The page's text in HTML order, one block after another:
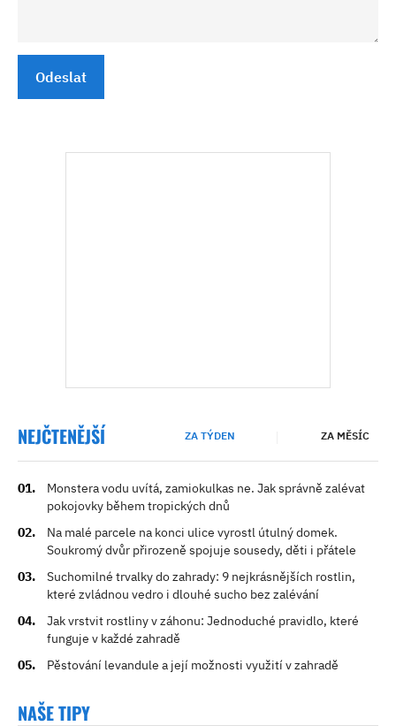
Odeslat
NEJČTENĚJŠÍ ZA TÝDEN ZA MĚSÍC
Monstera vodu uvítá, zamiokulkas ne. Jak správně zalévat
pokojovky během tropických dnů
Na malé parcele na konci ulice vyrostl útulný domek.
Soukromý dvůr přirozeně spojuje sousedy, děti i přátele
Suchomilné trvalky do zahrady: 9 nejkrásnějších rostlin,
které zvládnou vedro i dlouhé sucho bez zalévání
Jak vrstvit rostliny v záhonu: Jednoduché pravidlo, které
funguje v každé zahradě
Pěstování levandule a její možnosti využití v zahradě
NAŠE TIPY